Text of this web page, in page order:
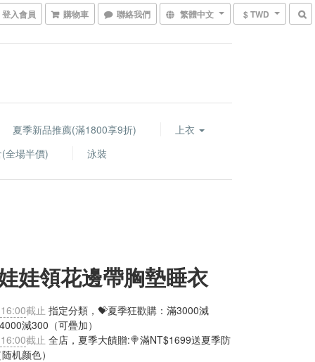
登入會員 購物車 聯絡我們 繁體中文 $ TWD
夏季新品推薦(滿1800享9折)
上衣
全場半價)
泳裝
娃領花邊帶胸墊睡衣
截止 指定分類，💝夏季狂歡購：滿3000減
減300（可疊加）
截止 全店，夏季大饋贈:🍭滿NT$1699送夏季防
机颜色）